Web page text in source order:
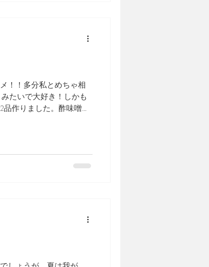
！！多分私とめちゃ相
たいで大好き！しかも
作りました。酢味噌で